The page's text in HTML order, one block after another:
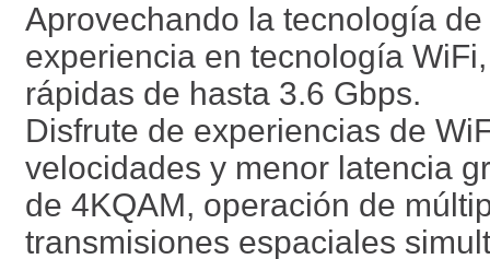
Aprovechando la tecnología
experiencia en tecnología
rápidas de hasta 3.6 Gbps.
Disfrute de experiencias de
velocidades y menor latencia
de 4KQAM, operación de
transmisiones espaciales